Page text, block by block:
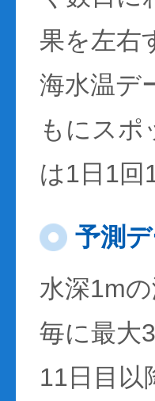
果を左右
海水温デ
もにスポ
は1日1回
予測
水深1m
毎に最大
11日目以